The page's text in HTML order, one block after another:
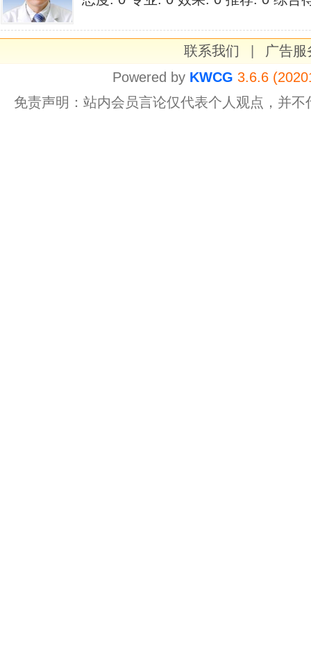
联系我们
广告服
Powered by KWCG 3.6.6
免责声明：站内会员言论仅代表个人观点，并